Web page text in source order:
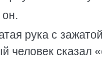
рука с
человек сказал